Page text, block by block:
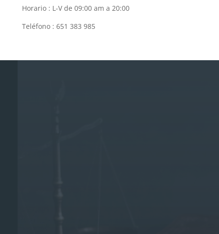
Horario : L-V de 09:00 am a 20:00
Teléfono : 651 383 985